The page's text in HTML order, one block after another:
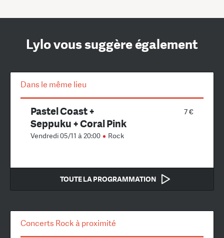
Lylo vous suggère également
Dans le même lieu
7 €
Pastel Coast +
Seppuku + Coral Pink
Vendredi 05/11 à 20:00 Rock
TOUTE LA PROGRAMMATION
Concerts Rock à proximité